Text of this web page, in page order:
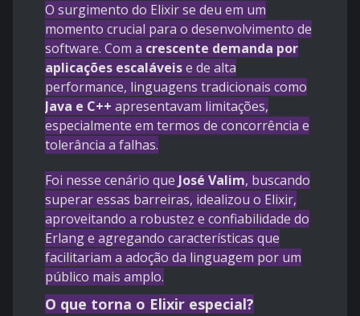
O surgimento do Elixir se deu em um
momento crucial para o desenvolvimento de
software. Com a crescente demanda por
aplicações escaláveise de alta
performance, linguagens tradicionais como
Java e C++ apresentavam limitações,
especialmente em termos de concorrência e
tolerância a falhas.
Foi nesse cenário que José Valim, buscando
superar essas barreiras, idealizou o Elixir,
aproveitando a robustez e confiabilidade do
Erlang e agregando características que
facilitariam a adoção da linguagem por um
público mais amplo.
O que torna o Elixir especial?